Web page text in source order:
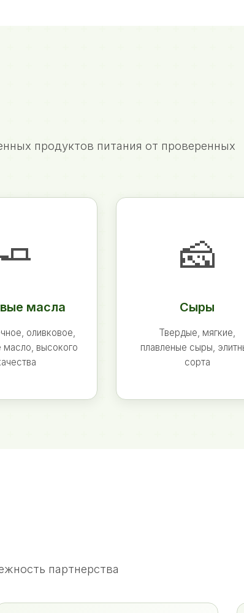
продуктов питания от проверенных
масла
оливковое,
масло, высокого
🧀
Сыры
Твердые, мягкие,
плавленые сыры,
сорта
партнерства